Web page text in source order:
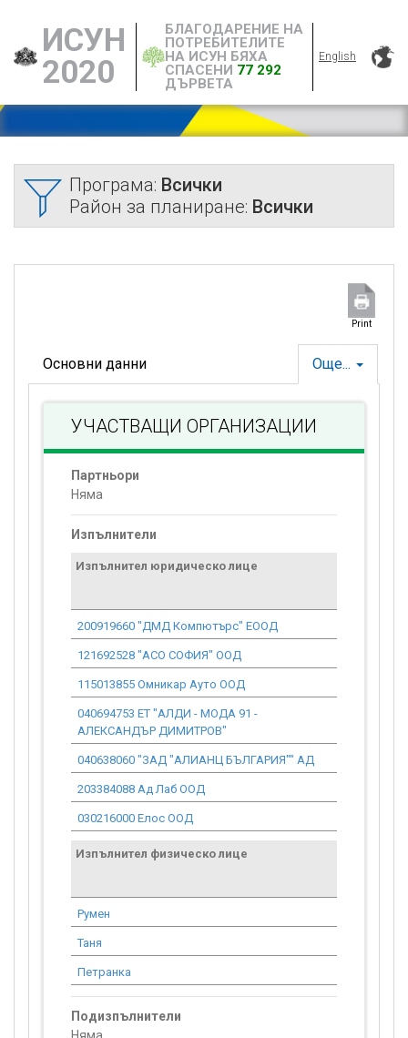
ИСУН
2020
БЛАГОДАРЕНИЕ НА
ПОТРЕБИТЕЛИТЕ
НА ИСУН БЯХА
СПАСЕНИ 77 292
ДЪРВЕТА
English
Програма: Всички
Район за планиране: Всички
Print
Още...
Основни данни
УЧАСТВАЩИ ОРГАНИЗАЦИИ
Партньори
Няма
Изпълнители
Изпълнител юридическо лице
200919660 "ДМД Компютърс" ЕООД
121692528 "АСО СОФИЯ" ООД
115013855 Омникар Ауто ООД
040694753 ET "АЛДИ - МОДА 91 -
АЛЕКСАНДЪР ДИМИТРОВ"
040638060 "ЗАД "АЛИАНЦ БЪЛГАРИЯ"" АД
203384088 Ад Лаб ООД
030216000 Елос ООД
Изпълнител физическо лице
Румен
Таня
Петранка
Подизпълнители